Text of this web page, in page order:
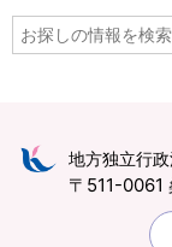
地方独立行政
〒511-0061